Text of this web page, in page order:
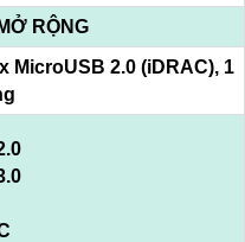
RỘNG
MicroUSB 2.0 (iDRAC), 1